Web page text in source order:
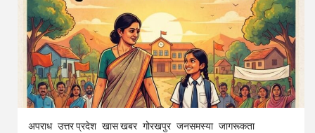
अपराध उत्तर प्रदेश खास खबर गोरखपुर जनसमस्या जागरूकता